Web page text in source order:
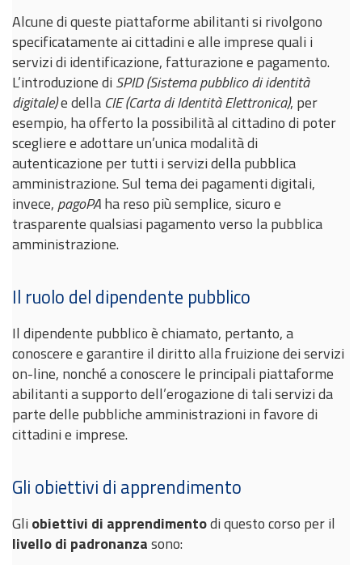
Alcune di queste piattaforme abilitanti si rivolgono
specificatamente ai cittadini e alle imprese quali i
servizi di identificazione, fatturazione e pagamento.
L’introduzione di SPID (Sistema pubblico di identità
digitale)e della CIE (Carta di Identità Elettronica), per
esempio, ha offerto la possibilità al cittadino di poter
scegliere e adottare un’unica modalità di
autenticazione per tutti i servizi della pubblica
amministrazione. Sul tema dei pagamenti digitali,
invece, pagoPAha reso più semplice, sicuro e
trasparente qualsiasi pagamento verso la pubblica
amministrazione.
Il ruolo del dipendente pubblico
Il dipendente pubblico è chiamato, pertanto, a
conoscere e garantire il diritto alla fruizione dei servizi
on-line, nonché a conoscere le principali piattaforme
abilitanti a supporto dell’erogazione di tali servizi da
parte delle pubbliche amministrazioni in favore di
cittadini e imprese.
Gli obiettivi di apprendimento
Gli obiettivi di apprendimentodi questo corso per il
livello di padronanzasono: